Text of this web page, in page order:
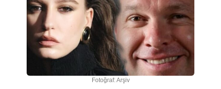
Fotoğraf: Arşiv